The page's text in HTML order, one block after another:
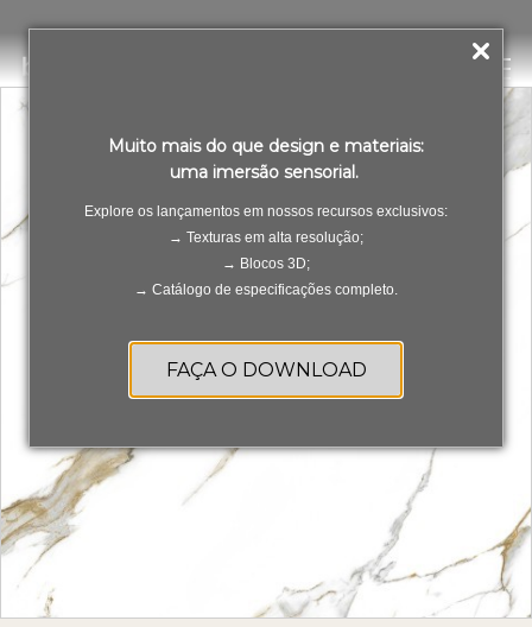
Muito mais do que design e materiais:
uma imersão sensorial.
Explore os lançamentos em nossos recursos exclusivos:
→ Texturas em alta resolução;
→ Blocos 3D;
→ Catálogo de especificações completo.
FAÇA O DOWNLOAD